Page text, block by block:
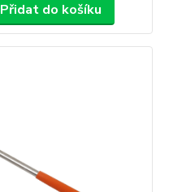
Přidat do košíku